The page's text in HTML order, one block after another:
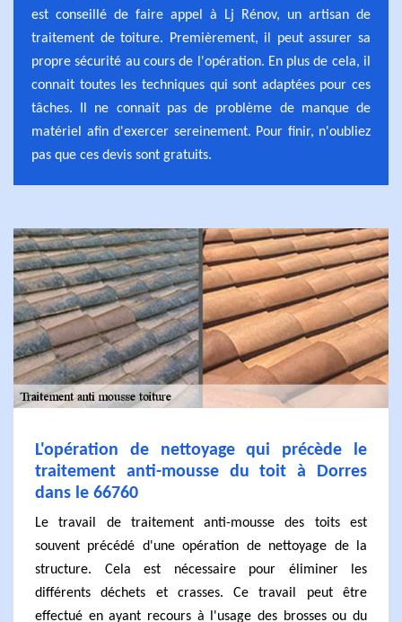
est conseillé de faire appel à Lj Rénov, un artisan de
traitement de toiture. Premièrement, il peut assurer sa
propre sécurité au cours de l'opération. En plus de cela, il
connait toutes les techniques qui sont adaptées pour ces
tâches. Il ne connait pas de problème de manque de
matériel afin d'exercer sereinement. Pour finir, n'oubliez
pas que ces devis sont gratuits.
L'opération de nettoyage qui précède le
traitement anti-mousse du toit à Dorres
dans le 66760
Le travail de traitement anti-mousse des toits est
souvent précédé d'une opération de nettoyage de la
structure. Cela est nécessaire pour éliminer les
différents déchets et crasses. Ce travail peut être
effectué en ayant recours à l'usage des brosses ou du